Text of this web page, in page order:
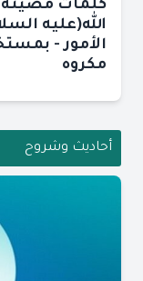
الله(عليه
الأمور -
مكروه
أحاديث وشروح